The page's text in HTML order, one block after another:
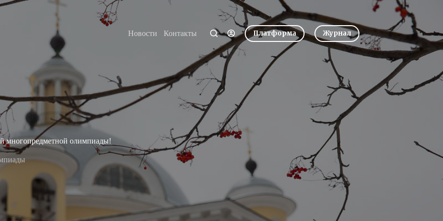
Новости Контакты Платформа Журнал
многопредметной олимпиады!